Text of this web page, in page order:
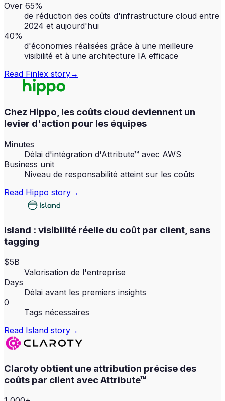
Over 65%
de réduction des coûts d'infrastructure cloud entre
2024 et aujourd'hui
40%
d'économies réalisées grâce à une meilleure
visibilité et à une architecture IA efficace
Read Finlex story→
Chez Hippo, les coûts cloud deviennent un
levier d'action pour les équipes
Minutes
Délai d'intégration d'Attribute™ avec AWS
Business unit
Niveau de responsabilité atteint sur les coûts
Read Hippo story→
Island : visibilité réelle du coût par client, sans
tagging
$5B
Valorisation de l'entreprise
Days
Délai avant les premiers insights
0
Tags nécessaires
Read Island story→
Claroty obtient une attribution précise des
coûts par client avec Attribute™